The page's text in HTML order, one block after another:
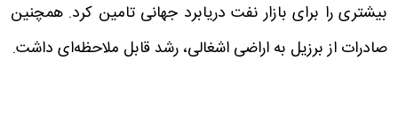
بیشتری را برای بازار نفت دریابرد جهانی تامین کرد. همچنین
صادرات از برزیل به اراضی اشغالی، رشد قابل ملاحظه‌ای داشت.